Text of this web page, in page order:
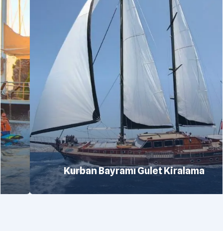
Kurban Bayramı Gulet Kiralama